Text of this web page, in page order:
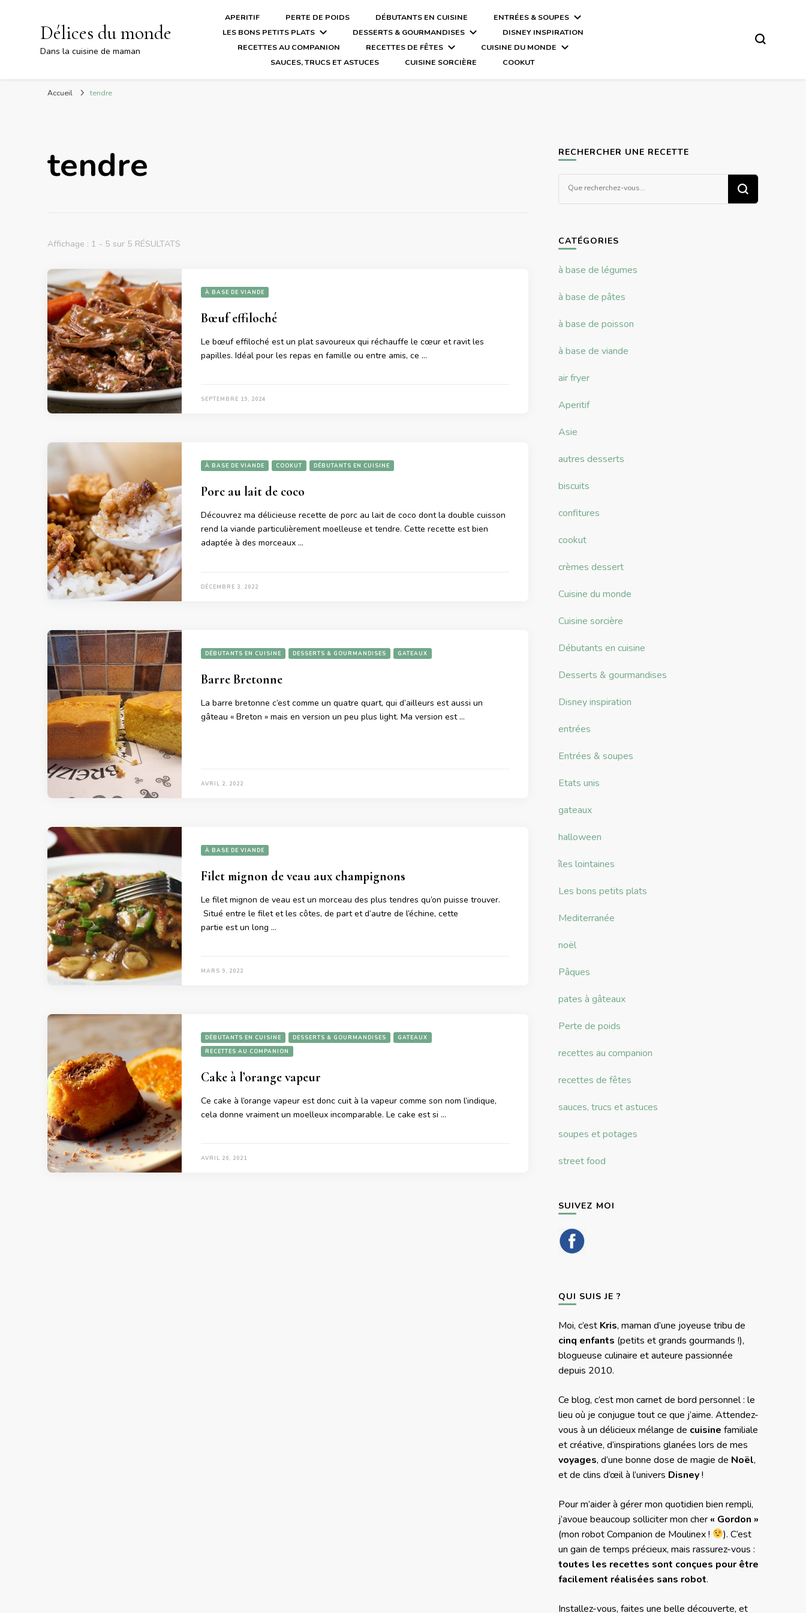
Délices du monde
Dans la cuisine de maman
APERITIF PERTE DE POIDS DÉBUTANTS EN CUISINE
ENTRÉES & SOUPES
LES BONS PETITS PLATS
DESSERTS & GOURMANDISES
DISNEY INSPIRATION
RECETTES AU COMPANION
RECETTES DE FÊTES
CUISINE DU MONDE
SAUCES, TRUCS ET ASTUCES
CUISINE SORCIÈRE COOKUT
Accueil tendre
tendre
Affichage : 1 - 5 sur 5 RÉSULTATS
À BASE DE VIANDE
Bœuf effiloché
Le bœuf effiloché est un plat savoureux qui réchauffe le cœur et ravit les
papilles. Idéal pour les repas en famille ou entre amis, ce …
SEPTEMBRE 19, 2024
À BASE DE VIANDE COOKUT DÉBUTANTS EN CUISINE
Porc au lait de coco
Découvrez ma délicieuse recette de porc au lait de coco dont la double cuisson
rend la viande particulièrement moelleuse et tendre. Cette recette est bien
adaptée à des morceaux …
DÉCEMBRE 3, 2022
DÉBUTANTS EN CUISINE DESSERTS & GOURMANDISES GATEAUX
Barre Bretonne
La barre bretonne c’est comme un quatre quart, qui d’ailleurs est aussi un
gâteau « Breton » mais en version un peu plus light. Ma version est …
AVRIL 2, 2022
À BASE DE VIANDE
Filet mignon de veau aux champignons
Le filet mignon de veau est un morceau des plus tendres qu’on puisse trouver.
Situé entre le filet et les côtes, de part et d’autre de l’échine, cette
partie est un long …
MARS 9, 2022
DÉBUTANTS EN CUISINE DESSERTS & GOURMANDISES
GATEAUX
RECETTES AU COMPANION
Cake à l’orange vapeur
Ce cake à l’orange vapeur est donc cuit à la vapeur comme son nom l’indique,
cela donne vraiment un moelleux incomparable. Le cake est si …
AVRIL 26, 2021
RECHERCHER UNE RECETTE
CATÉGORIES
à base de légumes
à base de pâtes
à base de poisson
à base de viande
air fryer
Aperitif
Asie
autres desserts
biscuits
confitures
cookut
crèmes dessert
Cuisine du monde
Cuisine sorcière
Débutants en cuisine
Desserts & gourmandises
Disney inspiration
entrées
Entrées & soupes
Etats unis
gateaux
halloween
îles lointaines
Les bons petits plats
Mediterranée
noël
Pâques
pates à gâteaux
Perte de poids
recettes au companion
recettes de fêtes
sauces, trucs et astuces
soupes et potages
street food
SUIVEZ MOI
QUI SUIS JE ?
Moi, c’est Kris, maman d’une joyeuse tribu de
cinq enfants (petits et grands gourmands !),
blogueuse culinaire et auteure passionnée
depuis 2010.
Ce blog, c’est mon carnet de bord personnel : le
lieu où je conjugue tout ce que j’aime. Attendez-
vous à un délicieux mélange de cuisine familiale
et créative, d’inspirations glanées lors de mes
voyages, d’une bonne dose de magie de Noël,
et de clins d’œil à l’univers Disney!
Pour m’aider à gérer mon quotidien bien rempli,
j’avoue beaucoup solliciter mon cher « Gordon »
(mon robot Companion de Moulinex !
). C’est
un gain de temps précieux, mais rassurez-vous :
toutes les recettes sont conçues pour être
facilement réalisées sans robot.
Installez-vous, faites une belle découverte, et